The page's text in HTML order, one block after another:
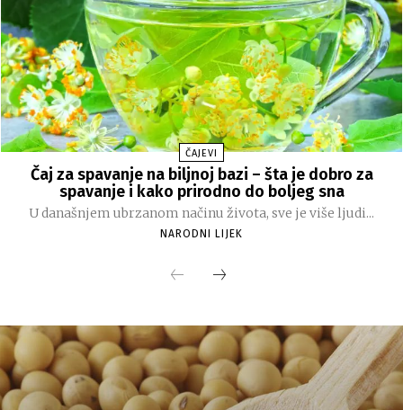
ČAJEVI
Čaj za spavanje na biljnoj bazi – šta je dobro za
spavanje i kako prirodno do boljeg sna
U današnjem ubrzanom načinu života, sve je više ljudi...
NARODNI LIJEK